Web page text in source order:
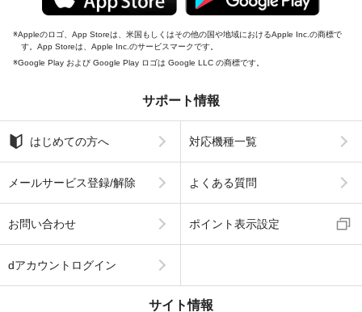
Appleのロゴ、App Storeは、米国もしくはその他の国や地域におけるApple Inc.の商標で
す。App Storeは、Apple Inc.のサービスマークです。
Google Play および Google Play ロゴは Google LLC の商標です。
サポート情報
はじめての方へ 対応機種一覧
メールサービス登録/解除 よくある質問
お問い合わせ ポイント表示設定
dアカウントログイン
サイト情報